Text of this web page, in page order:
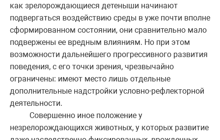
как зрелорождающиеся детеныши начинают
подвергаться воздействию среды в уже почти вполне
сформированном состоянии, они сравнительно мало
подвержены ее вредным влияниям. Но при этом
возможности дальнейшего прогрессивного развития
поведения, с его точки зрения, чрезвычайно
ограничены: имеют место лишь отдельные
дополнительные надстройки условно-рефлекторной
деятельности.
Совершенно иное положение у
незрелорождающихся животных, у которых развитие